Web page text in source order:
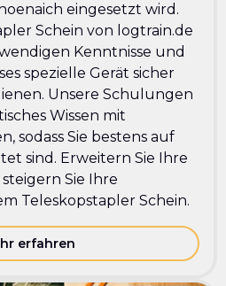
eingesetzt wird.
Schein von logtrain.de
Kenntnisse und
spezielle Gerät sicher
Unsere Schulungen
Wissen mit
sodass Sie bestens auf
sind. Erweitern Sie Ihre
Sie Ihre
Teleskopstapler Schein.
erfahren